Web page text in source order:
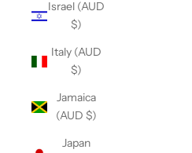
Israel (AUD
$)
Italy (AUD
$)
Jamaica
(AUD $)
Japan